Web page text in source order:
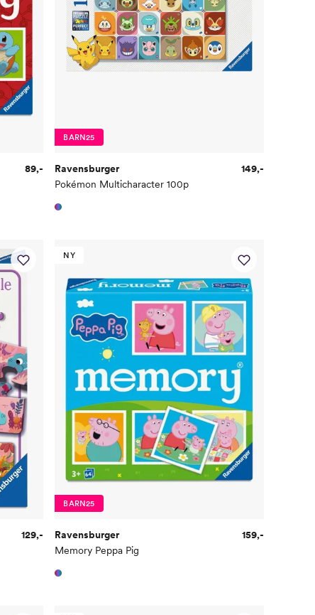
89,-
BARN25
Ravensburger
Pokémon Multicharacter 100p
149,-
129,-
NY
BARN25
Ravensburger
Memory Peppa Pig
159,-